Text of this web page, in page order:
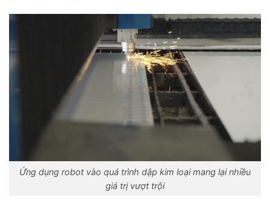
Ứng dụng robot vào quá trình dập kim loại mang lại nhiều
giá trị vượt trội